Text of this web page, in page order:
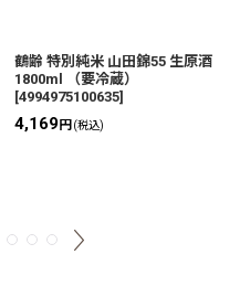
鶴齢 特別純米 山田錦55 生原酒
1800ml （要冷蔵）
[4994975100635]
4,169円 (税込)